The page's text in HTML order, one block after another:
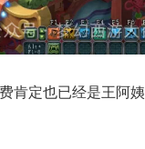
肯定也已经是王阿